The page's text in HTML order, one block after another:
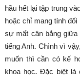
hầu hết lại tập trung
hoặc chỉ mang tính
sự mất cân bằng
tiếng Anh. Chình vì
muốn thì cần có kế
khoa học. Đặc biệt là